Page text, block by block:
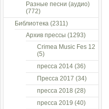
Разные песни (аудио)
(772)
Библиотека (2311)
Архив прессы (1293)
Crimea Music Fes 12
(5)
пресса 2014 (36)
Пресса 2017 (34)
пресса 2018 (28)
пресса 2019 (40)